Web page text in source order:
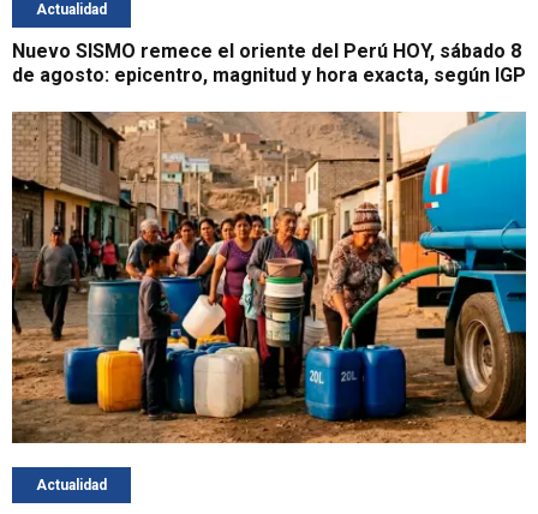
Actualidad
Nuevo SISMO remece el oriente del Perú HOY, sábado 8
de agosto: epicentro, magnitud y hora exacta, según IGP
Actualidad